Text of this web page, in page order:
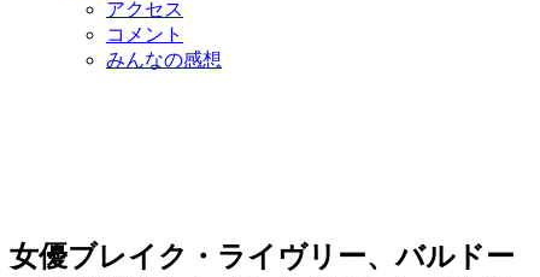
アクセス
コメント
みんなの感想
女優ブレイク・ライヴリー、バルドー